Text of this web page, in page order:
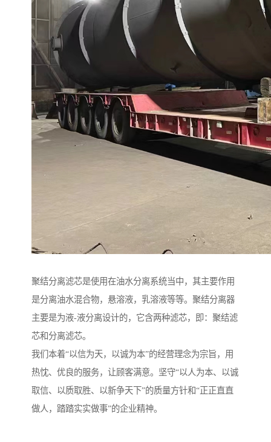
聚结分离滤芯是使用在油水分离系统当中，其主要作用
是分离油水混合物，悬溶液，乳溶液等等。聚结分离器
主要是为液-液分离设计的，它含两种滤芯，即：聚结滤
芯和分离滤芯。
我们本着“以信为天，以诚为本”的经营理念为宗旨，用
热忱、优良的服务，让顾客满意。坚守“以人为本、以诚
取信、以质取胜、以新争天下”的质量方针和“正正直直
做人，踏踏实实做事”的企业精神。